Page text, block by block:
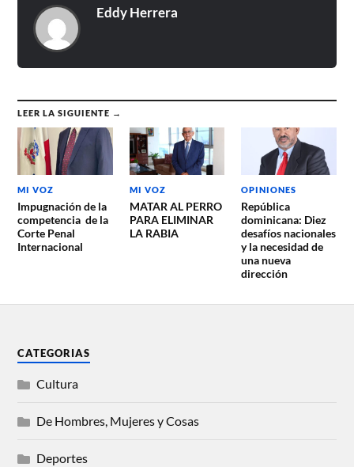
Eddy Herrera
LEER LA SIGUIENTE →
MI VOZ
Impugnación de la
competencia de la
Corte Penal
Internacional
MI VOZ
MATAR AL PERRO
PARA ELIMINAR
LA RABIA
OPINIONES
República
dominicana: Diez
desafíos nacionales
y la necesidad de
una nueva
dirección
CATEGORIAS
Cultura
De Hombres, Mujeres y Cosas
Deportes